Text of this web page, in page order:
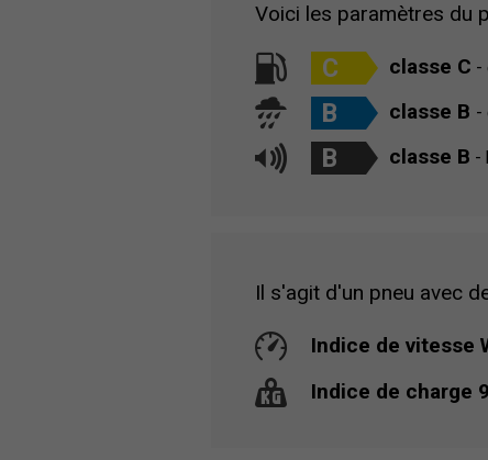
Voici les paramètres du
C classe C -
B classe B -
B classe B -
Il s'agit d'un pneu avec
Indice de vitesse
Indice de charge